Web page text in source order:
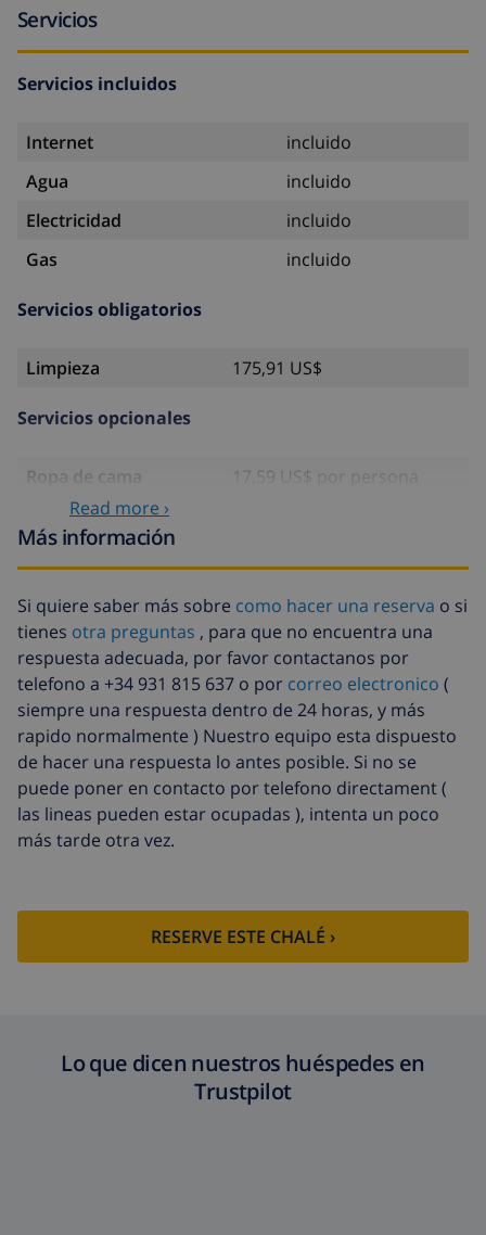
Servicios
Servicios incluidos
Internet
incluido
Agua
incluido
Electricidad
incluido
Gas
incluido
Servicios obligatorios
Limpieza 175,91 US$
Servicios opcionales
Ropa de cama
17,59 US$ por persona
Toallas
Sábanas extra
17,59 US$ por persona
Toallas extra
8,80 US$ por persona
Fondo cancelación:
4.80% del importe total
Read more ›
Más información
Si quiere saber más sobre como hacer una reserva o si
tienes otra preguntas , para que no encuentra una
respuesta adecuada, por favor contactanos por
telefono a +34 931 815 637 o por correo electronico (
siempre una respuesta dentro de 24 horas, y más
rapido normalmente ) Nuestro equipo esta dispuesto
de hacer una respuesta lo antes posible. Si no se
puede poner en contacto por telefono directament (
las lineas pueden estar ocupadas ), intenta un poco
más tarde otra vez.
RESERVE ESTE CHALÉ ›
Lo que dicen nuestros huéspedes en
Trustpilot